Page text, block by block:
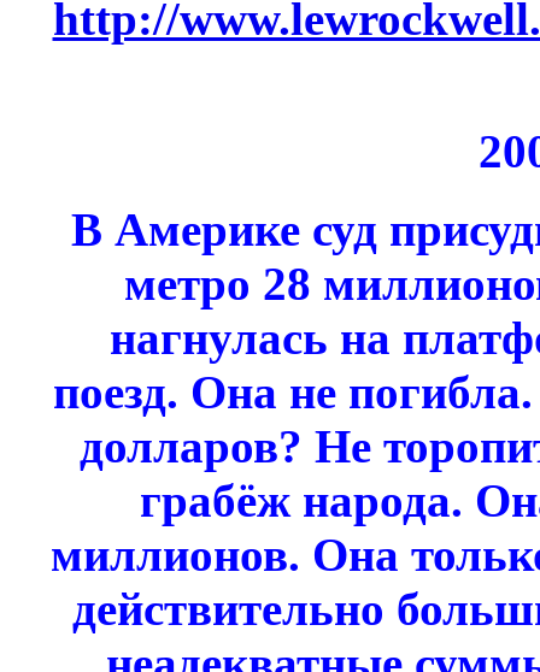
http://
В Америке суд
метро 28
нагнулась на
поезд. Она не
долларов? Не
грабёж народа.
миллионов. Она
действительно